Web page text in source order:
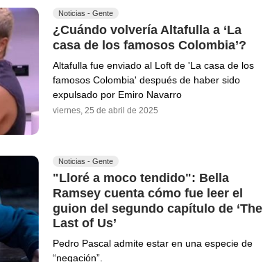
Noticias - Gente
¿Cuándo volvería Altafulla a ‘La
casa de los famosos Colombia’?
Altafulla fue enviado al Loft de 'La casa de los
famosos Colombia' después de haber sido
expulsado por Emiro Navarro
viernes, 25 de abril de 2025
Noticias - Gente
"Lloré a moco tendido": Bella
Ramsey cuenta cómo fue leer el
guion del segundo capítulo de ‘The
Last of Us’
Pedro Pascal admite estar en una especie de
“negación”.